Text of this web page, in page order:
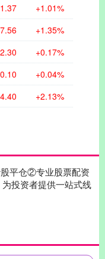
+1.01%
+1.35%
+0.17%
+0.04%
+2.13%
平仓②专业股票配资
投资者提供一站式线